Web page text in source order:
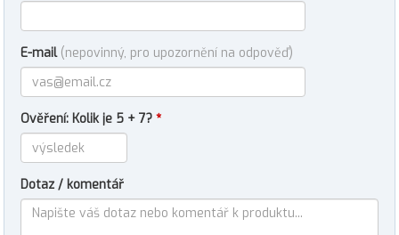
E-mail (nepovinný, pro upozornění na odpověď)
Ověření: Kolik je 5 + 7? *
Dotaz / komentář